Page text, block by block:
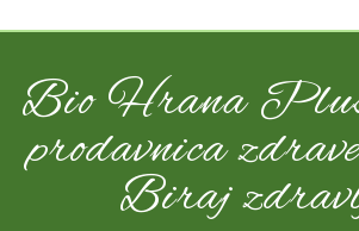
Bio Hrana
prodavnica
Biraj